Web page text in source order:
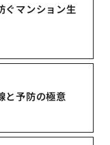
ぐマンション生
と予防の極意